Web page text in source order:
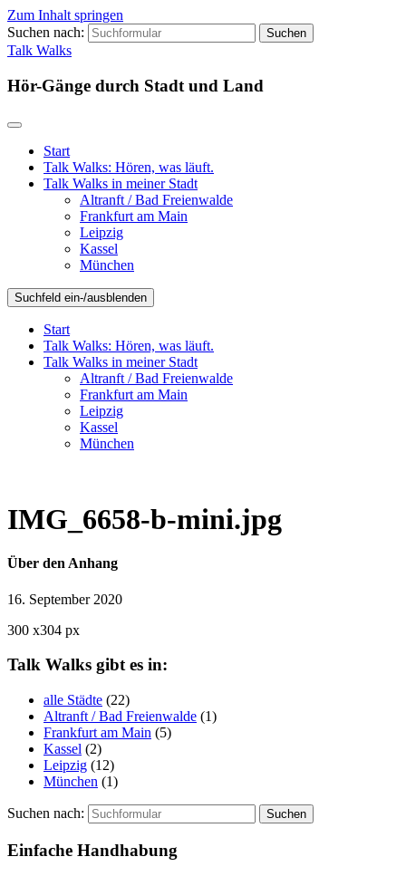
Zum Inhalt springen
Suchen nach:
Talk Walks
Hör-Gänge durch Stadt und Land
Start
Talk Walks: Hören, was läuft.
Talk Walks in meiner Stadt
Altranft / Bad Freienwalde
Frankfurt am Main
Leipzig
Kassel
München
Suchfeld ein-/ausblenden
Start
Talk Walks: Hören, was läuft.
Talk Walks in meiner Stadt
Altranft / Bad Freienwalde
Frankfurt am Main
Leipzig
Kassel
München
IMG_6658-b-mini.jpg
Über den Anhang
16. September 2020
300 x304 px
Talk Walks gibt es in:
alle Städte (22)
Altranft / Bad Freienwalde (1)
Frankfurt am Main (5)
Kassel (2)
Leipzig (12)
München (1)
Suchen nach:
Einfache Handhabung